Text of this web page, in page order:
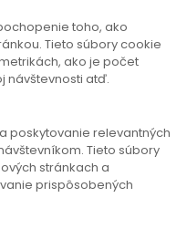
toho, ako
Tieto súbory cookie
ako je počet
návštevnosti atď.
poskytovanie relevantných
Tieto súbory
stránkach a
prispôsobených